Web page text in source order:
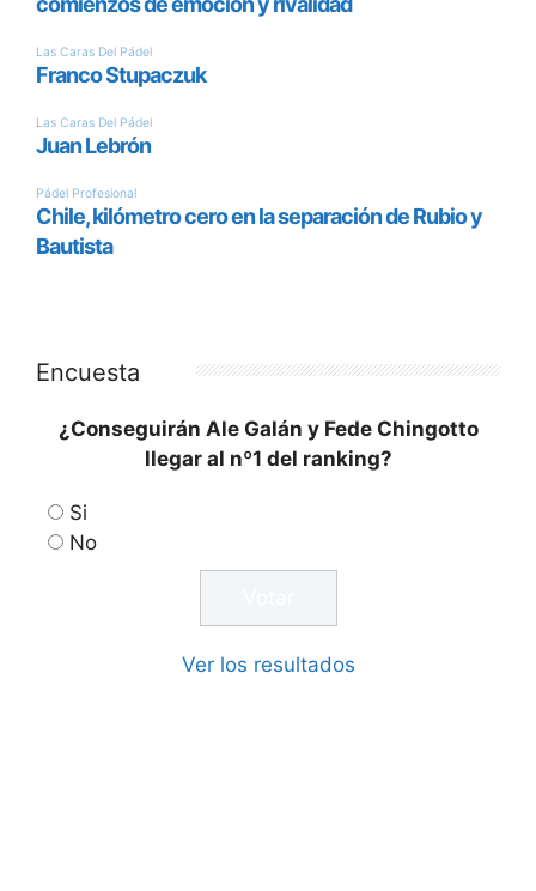
Encuesta
¿Conseguirán Ale Galán y Fede Chingotto
llegar al nº1 del ranking?
Si
No
Ver los resultados